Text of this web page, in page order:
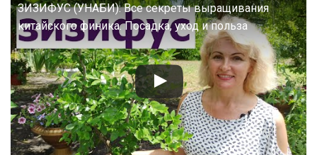
ЗИЗИФУС (УНАБИ): Все секреты выращивания
китайского финика. Посадка, уход и польза